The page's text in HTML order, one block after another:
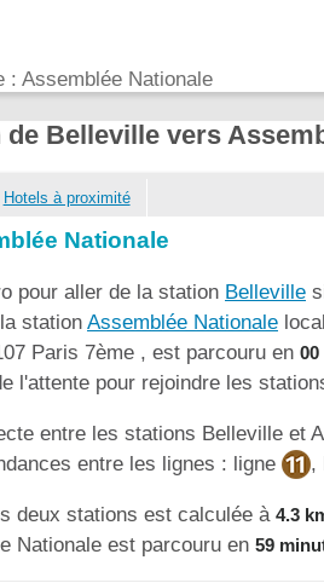
: Assemblée Nationale
Belleville vers
Hotels à proximité
Nationale
pour aller de la station Belleville
station Assemblée Nationale
Paris 7ème , est parcouru en 00
l'attente pour rejoindre les
entre les stations Belleville et
entre les lignes : ligne
,
deux stations est calculée à 4.3
Nationale est parcouru en 59